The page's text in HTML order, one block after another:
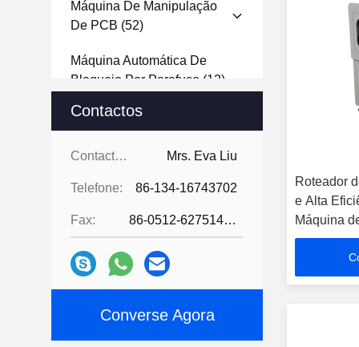
Máquina De Manipulação
De PCB (52)
Máquina Automática De
Bloqueio Por Parafuso (12)
Teste De TIC/FCT
Máquina De Solda A Laser (2)
Máquina Do Separador Do
Máquina Despanelizadora De
Placas PCB
(5)
Laser(12)
Contactos
Contactos: Mrs. Eva Liu
Telefone: 86-134-16743702
Fax: 86-0512-62751429
Converse Agora
Roteador
e Alta
Máquina